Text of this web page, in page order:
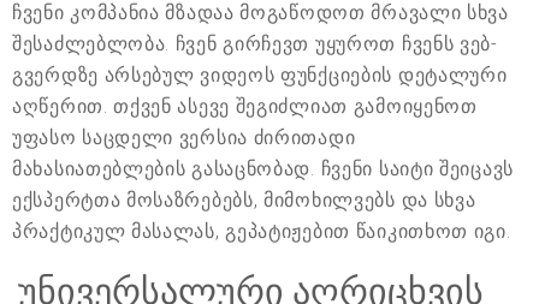
ჩვენი კომპანია მზადაა მოგაწოდოთ მრავალი სხვა
შესაძლებლობა. ჩვენ გირჩევთ უყუროთ ჩვენს ვებ-
გვერდზე არსებულ ვიდეოს ფუნქციების დეტალური
აღწერით. თქვენ ასევე შეგიძლიათ გამოიყენოთ
უფასო საცდელი ვერსია ძირითადი
მახასიათებლების გასაცნობად. ჩვენი საიტი შეიცავს
ექსპერტთა მოსაზრებებს, მიმოხილვებს და სხვა
პრაქტიკულ მასალას, გეპატიჟებით წაიკითხოთ იგი.
უნივერსალური აღრიცხვის